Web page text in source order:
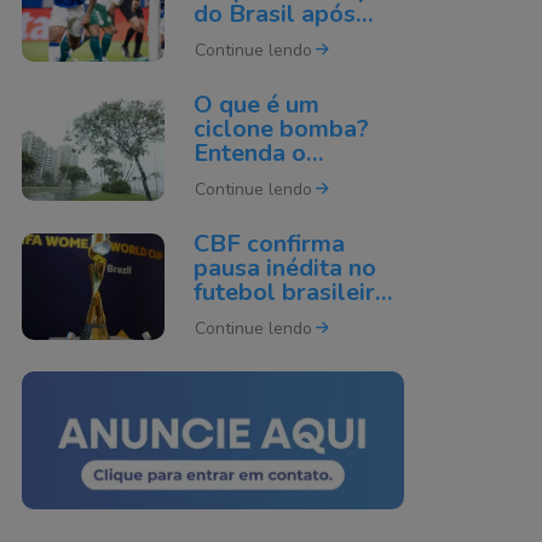
do Brasil após
derrota para o
Cruzeiro
Continue lendo
O que é um
ciclone bomba?
Entenda o
fenômeno que
pode atingir o Sul
Continue lendo
CBF confirma
pausa inédita no
futebol brasileiro
por causa da Copa
do Mundo de 2027
Continue lendo